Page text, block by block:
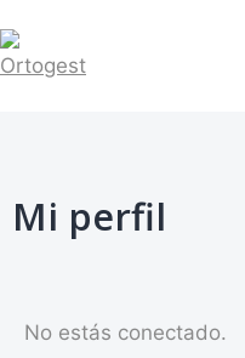
al
contenido
Mi perfil
No estás conectado.